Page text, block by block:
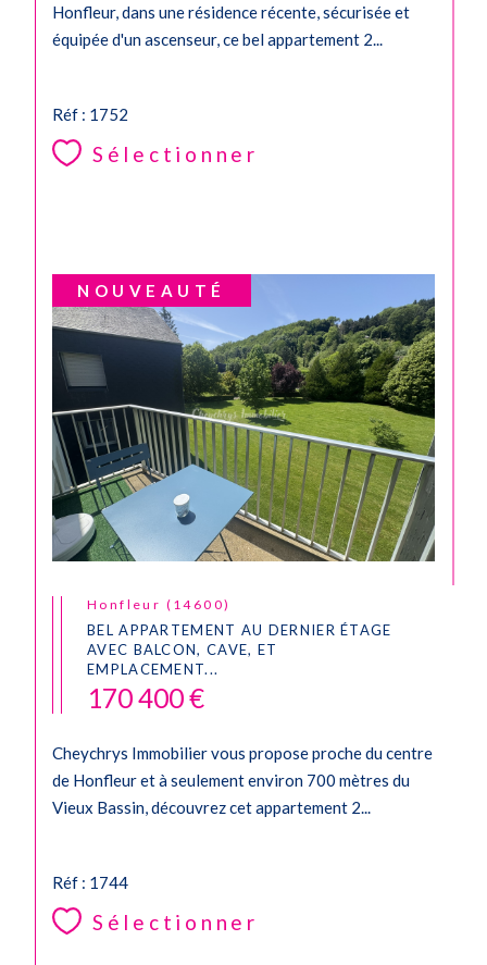
Honfleur, dans une résidence récente, sécurisée et
équipée d'un ascenseur, ce bel appartement 2...
Réf : 1752
Sélectionner
NOUVEAUTÉ
Honfleur (14600)
BEL APPARTEMENT AU DERNIER ÉTAGE
AVEC BALCON, CAVE, ET
EMPLACEMENT...
170 400 €
Cheychrys Immobilier vous propose proche du centre
de Honfleur et à seulement environ 700 mètres du
Vieux Bassin, découvrez cet appartement 2...
Réf : 1744
Sélectionner